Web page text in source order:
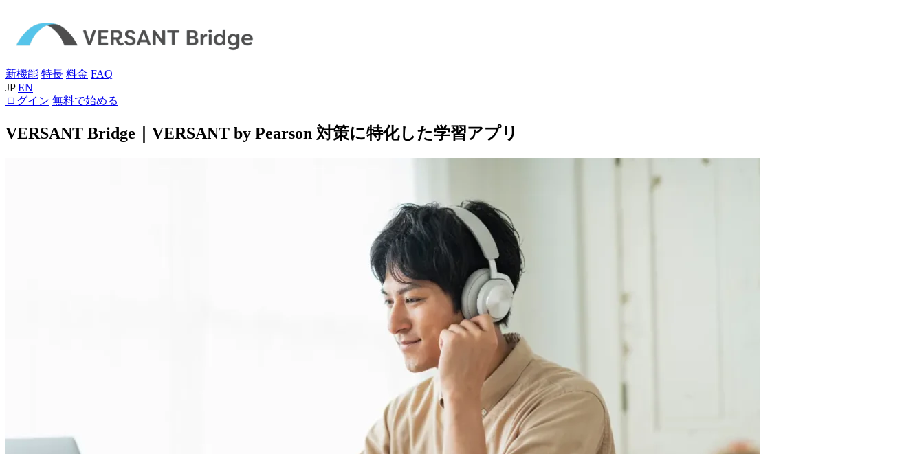
新機能 特長 料金 FAQ
JP EN
ログイン 無料で始める
VERSANT Bridge｜VERSANT by Pearson 対策に特化した学習アプリ